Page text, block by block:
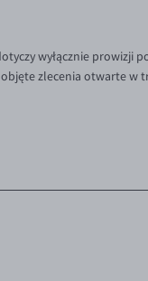
wyłącznie prowizji
zlecenia otwarte w